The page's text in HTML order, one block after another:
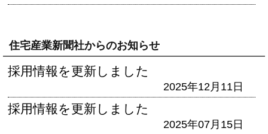
住宅産業新聞社からのお知らせ
採用情報を更新しました
2025年12月11日
採用情報を更新しました
2025年07月15日